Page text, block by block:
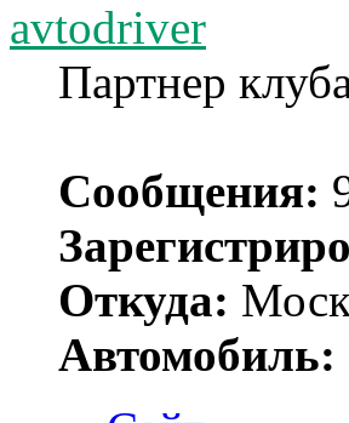
avtodriver
Партнер
Сообщения:
Откуда:
Автомобиль: